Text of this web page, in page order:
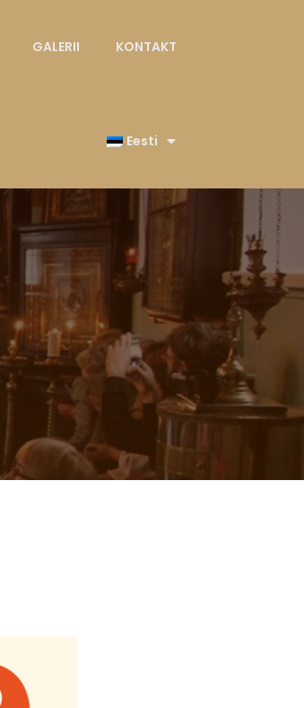
GALERII KONTAKT
Eesti